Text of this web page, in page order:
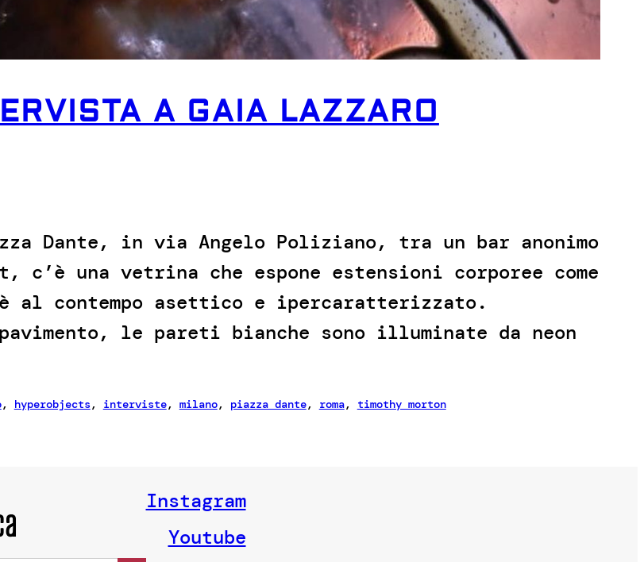
A GAIA LAZZARO
Dante, in via Angelo Poliziano, tra un bar anonimo
c’è una vetrina che espone estensioni corporee come
al contempo asettico e ipercaratterizzato.
le pareti bianche sono illuminate da neon
, hyperobjects, interviste, milano, piazza dante, roma, timothy morton
Search Button
Instagram
Youtube